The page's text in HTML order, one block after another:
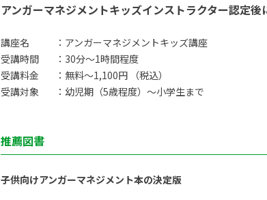
アンガーマネジメントキッズインストラクター認定後
講座名
：アンガーマネジメントキッズ講座
受講時間
：30分〜1時間程度
受講料金
：無料〜1,100円 （税込）
受講対象
：幼児期（5歳程度）〜小学生まで
推薦図書
子供向けアンガーマネジメント本の決定版